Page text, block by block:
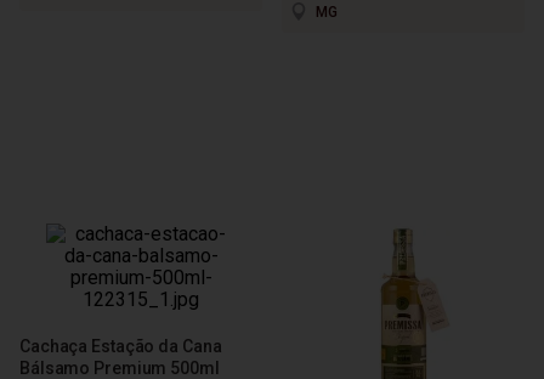
MG
Cachaça Estação da Cana
Bálsamo Premium 500ml